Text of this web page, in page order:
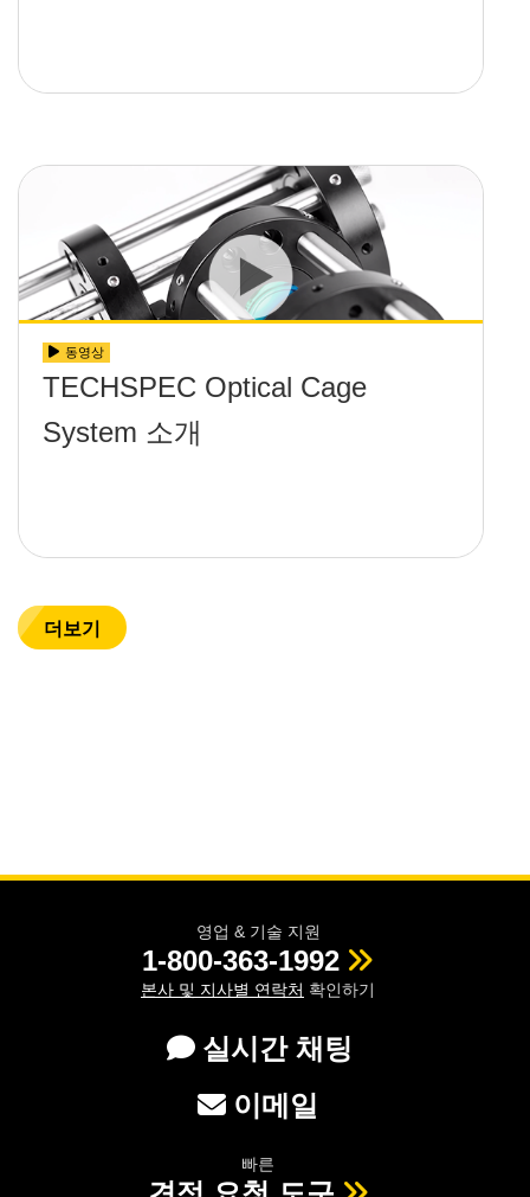
동영상
TECHSPEC Optical Cage
System 소개
더보기
영업 & 기술 지원
1-800-363-1992
본사 및 지사별 연락처 확인하기
실시간 채팅
이메일
빠른